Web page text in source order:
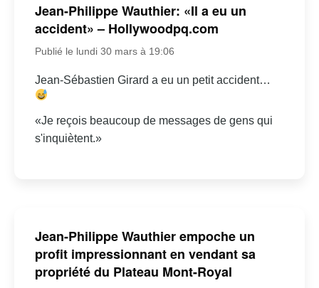
Jean-Philippe Wauthier: «Il a eu un
accident» – Hollywoodpq.com
Publié le lundi 30 mars à 19:06
Jean-Sébastien Girard a eu un petit accident…
«Je reçois beaucoup de messages de gens qui
s'inquiètent.»
Jean-Philippe Wauthier empoche un
profit impressionnant en vendant sa
propriété du Plateau Mont-Royal